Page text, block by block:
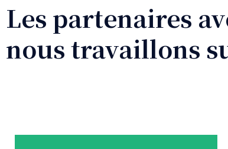
Les partenaires
nous travaillons